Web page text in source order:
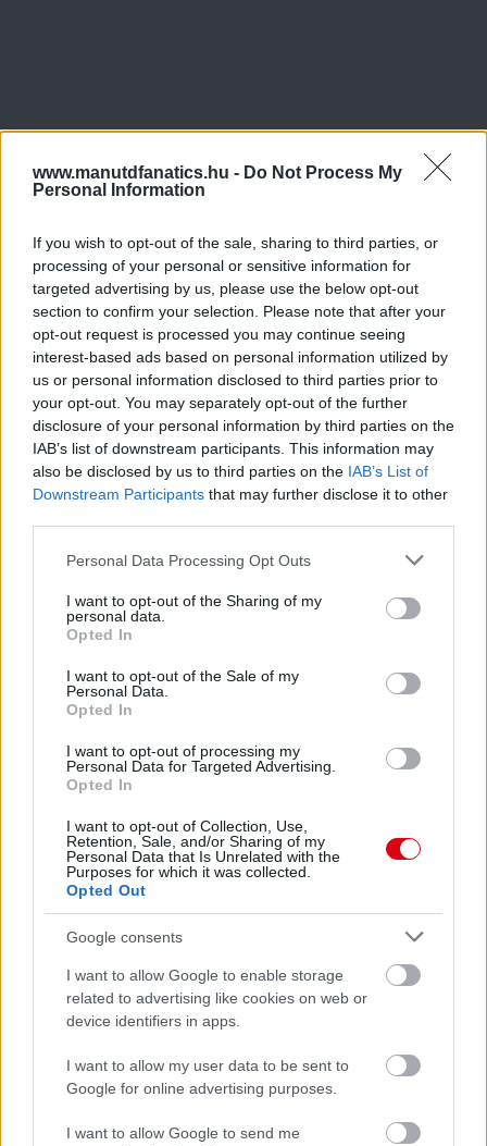
www.manutdfanatics.hu - Do Not Process My
Personal Information
If you wish to opt-out of the sale, sharing to third parties, or
processing of your personal or sensitive information for
targeted advertising by us, please use the below opt-out
section to confirm your selection. Please note that after your
opt-out request is processed you may continue seeing
interest-based ads based on personal information utilized by
us or personal information disclosed to third parties prior to
your opt-out. You may separately opt-out of the further
disclosure of your personal information by third parties on the
IAB’s list of downstream participants. This information may
also be disclosed by us to third parties on the IAB’s List of
Downstream Participants that may further disclose it to other
Please note that this website/app uses one or more Google
not limited to your visit or usage behaviour. You may click to
grant or deny consent to Google and its third-party tags to
use your data for below specified purposes in below Google
consent section.
Personal Data Processing Opt Outs
I want to opt-out of the Sharing of my
personal data.
Opted In
I want to opt-out of the Sale of my
Personal Data.
Opted In
I want to opt-out of processing my
Personal Data for Targeted Advertising.
Opted In
I want to opt-out of Collection, Use,
Retention, Sale, and/or Sharing of my
Personal Data that Is Unrelated with the
Purposes for which it was collected.
Opted Out
Google consents
I want to allow Google to enable storage
related to advertising like cookies on web or
device identifiers in apps.
I want to allow my user data to be sent to
Google for online advertising purposes.
I want to allow Google to send me
Meccs Center
Paris Saint-Germainvs
Manchester United
2026-08-08 17:00
1 nap 18 óra 30 perc 39 másodperc
Leeds Unitedvs Manchester United 2026-08-12 20:30
AC MilanvsManchester United
ELŐZŐ MÉRKŐZÉSEK
Támogatás
Támogasd adományoddal
a ManUtdFanatics.hu működését!
Kapcsolódó hírek